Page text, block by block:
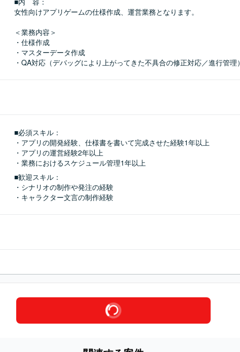
女性向けアプリゲームの仕様作成、運営業務となります。
＜業務内容＞
・仕様作成
・マスターデータ作成
・QA対応（デバッグにより上がってきた不具合の修正対応／進行管理）
■必須スキル：
・アプリの開発経験、仕様書を書いて完成させた経験1年以上
・アプリの運営経験2年以上
・業務におけるスケジュール管理1年以上
■歓迎スキル：
・シナリオの制作や発注の経験
・キャラクター文言の制作経験